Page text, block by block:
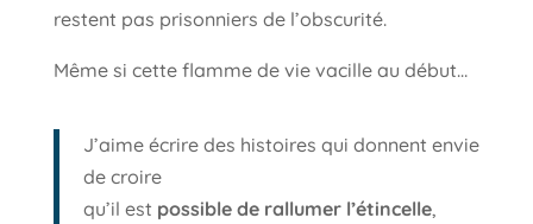
restent pas prisonniers de l’obscurité.
Même si cette flamme de vie vacille au début…
J’aime écrire des histoires qui donnent envie
de croire
qu’il est possible de rallumer l’étincelle,